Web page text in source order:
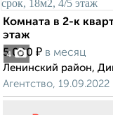
4
Комната в 2-к
этаж
5 000 ₽ в месяц
Ленинский район,
Агентство, 19.09.2022